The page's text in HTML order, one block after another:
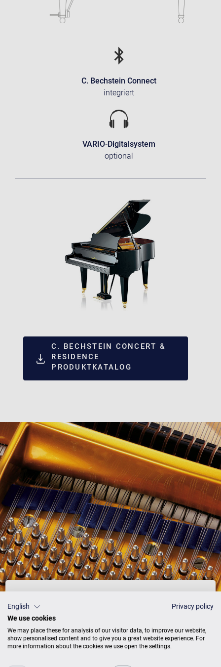
C. Bechstein Connect
integriert
VARIO-Digitalsystem
optional
C. BECHSTEIN CONCERT &
RESIDENCE
PRODUKTKATALOG
AUSFÜHRUNG PREISE
English
Privacy policy
We use cookies
We may place these for analysis of our visitor data, to improve our website,
show personalised content and to give you a great website experience. For
more information about the cookies we use open the settings.